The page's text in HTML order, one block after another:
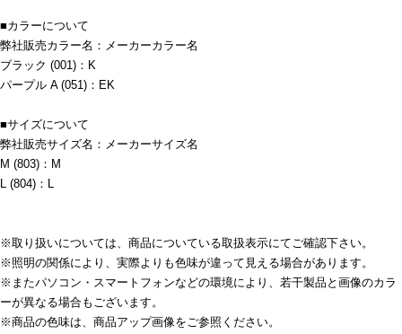
■カラーについて
弊社販売カラー名：メーカーカラー名
ブラック (001)：K
パープル A (051)：EK
■サイズについて
弊社販売サイズ名：メーカーサイズ名
M (803)：M
L (804)：L
※取り扱いについては、商品についている取扱表示にてご確認下さい。
※照明の関係により、実際よりも色味が違って見える場合があります。
※またパソコン・スマートフォンなどの環境により、若干製品と画像のカラ
ーが異なる場合もございます。
※商品の色味は、商品アップ画像をご参照ください。